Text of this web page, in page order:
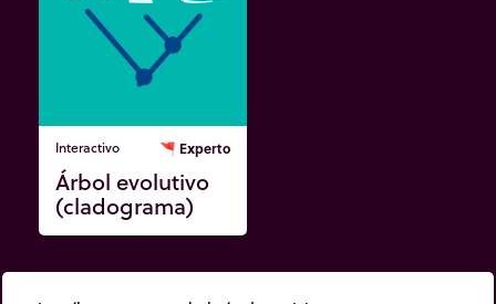
Interactivo 🚩 Experto
Árbol evolutivo
(cladograma)